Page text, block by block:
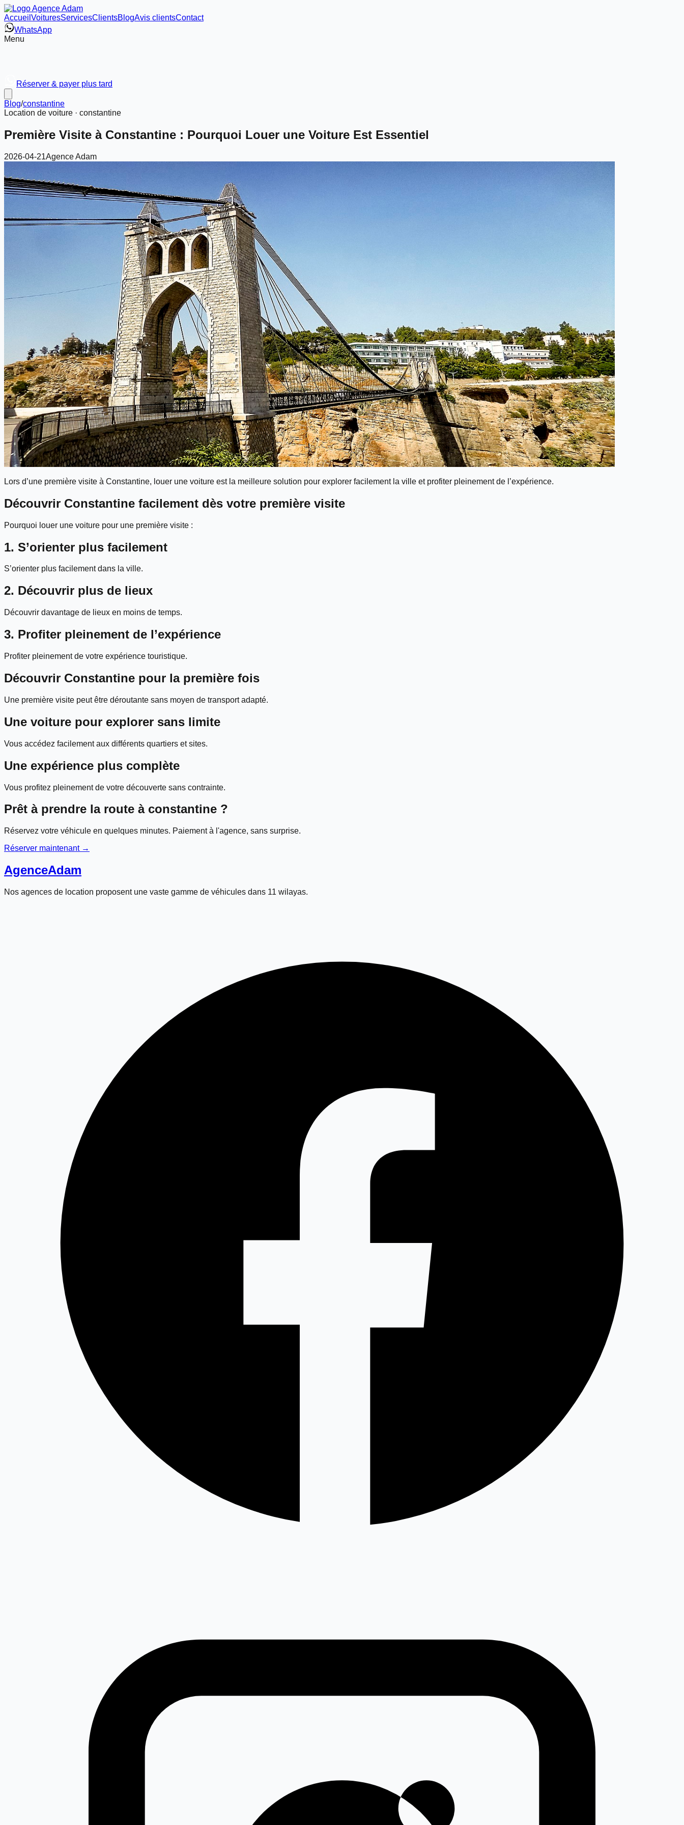
Accueil VoituresServicesClientsBlogAvis clientsContact
WhatsApp
Menu
Réserver & payer plus tard
Blog/constantine
Location de voiture · constantine
Première Visite à Constantine : Pourquoi Louer une Voiture Est Essentiel
2026-04-21Agence Adam
Lors d’une première visite à Constantine, louer une voiture est la meilleure solution pour explorer facilement la ville et profiter pleinement de l’expérience.
Découvrir Constantine facilement dès votre première visite
Pourquoi louer une voiture pour une première visite :
1. S’orienter plus facilement
S’orienter plus facilement dans la ville.
2. Découvrir plus de lieux
Découvrir davantage de lieux en moins de temps.
3. Profiter pleinement de l’expérience
Profiter pleinement de votre expérience touristique.
Découvrir Constantine pour la première fois
Une première visite peut être déroutante sans moyen de transport adapté.
Une voiture pour explorer sans limite
Vous accédez facilement aux différents quartiers et sites.
Une expérience plus complète
Vous profitez pleinement de votre découverte sans contrainte.
Prêt à prendre la route à constantine ?
Réservez votre véhicule en quelques minutes. Paiement à l'agence, sans surprise.
Réserver maintenant →
AgenceAdam
Nos agences de location proposent une vaste gamme de véhicules dans 11 wilayas.